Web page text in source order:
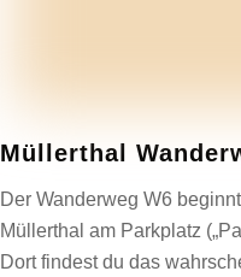
Müllerthal
Der Wanderweg W6
Müllerthal am Parkplatz
Dort findest du das